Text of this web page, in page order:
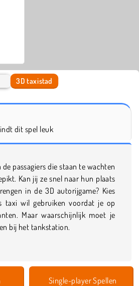
3D taxistad
dit spel leuk
de passagiers die staan te wachten
Kan jij ze snel naar hun plaats
in de 3D autorijgame? Kies
taxi wil gebruiken voordat je op
Maar waarschijnlijk moet je
bij het tankstation.
Single-player Spellen